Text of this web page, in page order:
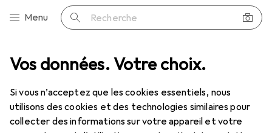
Vos données. Votre choix.
Si vous n’acceptez que les cookies essentiels, nous
utilisons des cookies et des technologies similaires pour
collecter des informations sur votre appareil et votre
Navigation par catégorie
Menu Recherche
Construire + rénover Quincaillerie Ferrure de porte
Ferrure de porte